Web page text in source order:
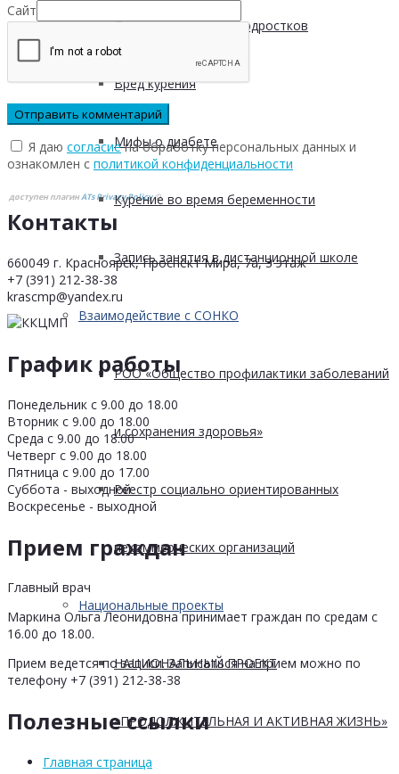
Пищевые привычки подростков
Вред курения
Мифы о диабете
Курение во время беременности
Запись занятия в дистанционной школе
Взаимодействие с СОНКО
РОО «Общество профилактики заболеваний
и сохранения здоровья»
Реестр социально ориентированных
некоммерческих организаций
Национальные проекты
НАЦИОНАЛЬНЫЙ ПРОЕКТ
«ПРОДОЛЖИТЕЛЬНАЯ И АКТИВНАЯ ЖИЗНЬ»
Сайт
Я даю согласиена обработку персональных данных и
ознакомлен с политикой конфиденциальности
доступен плагинATs Privacy Policy©
Контакты
660049 г. Красноярск, Проспект Мира, 7а, 3 этаж
+7 (391) 212-38-38
krascmp@yandex.ru
График работы
Понедельник с 9.00 до 18.00
Вторник с 9.00 до 18.00
Среда с 9.00 до 18.00
Четверг с 9.00 до 18.00
Пятница с 9.00 до 17.00
Суббота - выходной
Воскресенье - выходной
Прием граждан
Главный врач
Маркина Ольга Леонидовна принимает граждан по средам с
16.00 до 18.00.
Прием ведется по записи. Записаться на прием можно по
телефону +7 (391) 212-38-38
Полезные ссылки
Главная страница